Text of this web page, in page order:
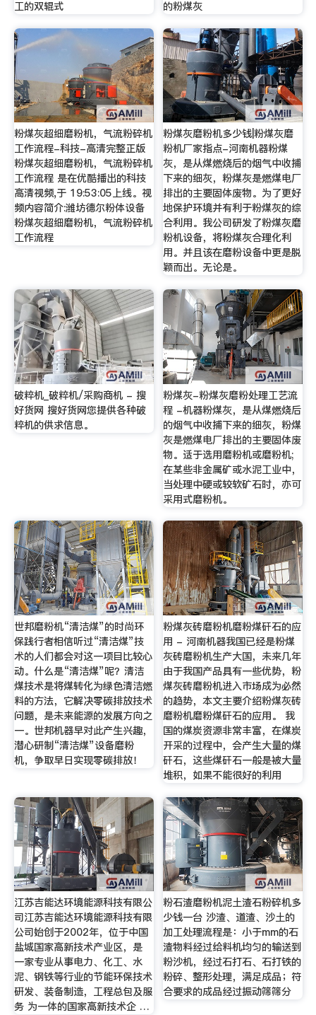
工的双辊式 的粉煤灰
粉煤灰超细磨粉机，气流粉碎机
工作流程-科技-高清完整正版
粉煤灰超细磨粉机，气流粉碎机
工作流程 是在优酷播出的科技
高清视频,于 19:53:05上线。视
频内容简介:潍坊德尔粉体设备
粉煤灰超细磨粉机，气流粉碎机
工作流程
粉煤灰磨粉机多少钱|粉煤灰磨
粉机厂家指点-河南机器粉煤
灰，是从煤燃烧后的烟气中收捕
下来的细灰，粉煤灰是燃煤电厂
排出的主要固体废物。为了更好
地保护环境并有利于粉煤灰的综
合利用。我公司研发了粉煤灰磨
粉机设备，将粉煤灰合理化利
用。并且该在磨粉设备中更是脱
颖而出。无论是。
破粹机_破粹机/采购商机 - 搜
好货网 搜好货网您提供各种破
粹机的供求信息。
粉煤灰-粉煤灰磨粉处理工艺流
程 -机器粉煤灰，是从煤燃烧后
的烟气中收捕下来的细灰，粉煤
灰是燃煤电厂排出的主要固体废
物。适于选用磨粉机或磨粉机;
在某些非金属矿或水泥工业中，
当处理中硬或较软矿石时，亦可
采用式磨粉机。
世邦磨粉机“清洁煤”的时尚环
保践行者相信听过“清洁煤”技
术的人们都会对这一项目比较心
动。什么是“清洁煤”呢？清洁
煤技术是将煤转化为绿色清洁燃
料的方法，它解决零碳排放技术
问题，是未来能源的发展方向之
一。世邦机器早对此产生兴趣，
潜心研制“清洁煤”设备磨粉
机，争取早日实现零碳排放！
粉煤灰砖磨粉机磨粉煤矸石的应
用 - 河南机器我国已经是粉煤
灰砖磨粉机生产大国，未来几年
由于我国产品具有一些优势，粉
煤灰砖磨粉机进入市场成为必然
的趋势，本文主要介绍粉煤灰砖
磨粉机磨粉煤矸石的应用。 我
国的煤炭资源非常丰富，在煤炭
开采的过程中，会产生大量的煤
矸石，这些煤矸石一般是被大量
堆积，如果不能很好的利用
江苏吉能达环境能源科技有限公
司江苏吉能达环境能源科技有限
公司始创于2002年，位于中国
盐城国家高新技术产业区，是
一家专业从事电力、化工、水
泥、钢铁等行业的节能环保技术
硏发、装备制造，工程总包及服
务 为一体的国家高新技术企 …
粉石渣磨粉机泥土渣石粉碎机多
少钱一台 沙渣、道渣、沙土的
加工处理流程是：小于mm的石
渣物料经过给料机均匀的输送到
粉沙机，经过石打石、石打铁的
粉碎、整形处理，满足成品；符
合要求的成品经过振动筛筛分